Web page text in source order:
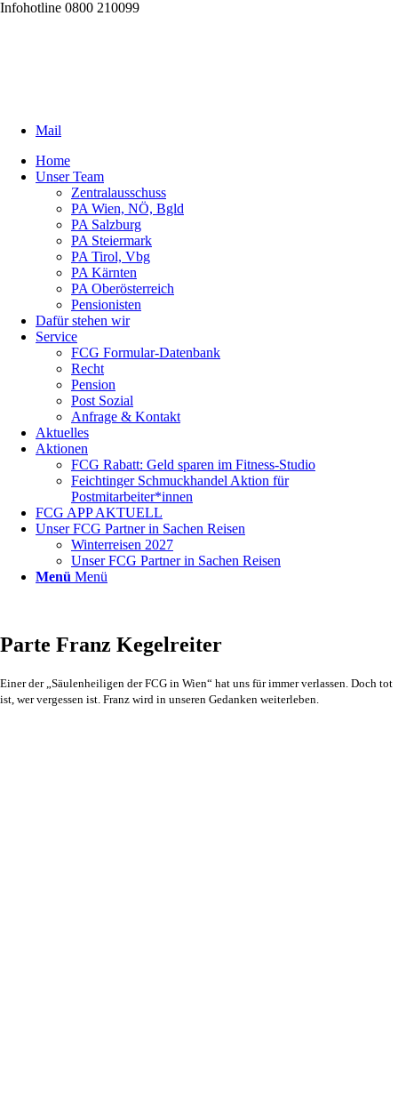
Infohotline 0800 210099
Mail
Home
Unser Team
Zentralausschuss
PA Wien, NÖ, Bgld
PA Salzburg
PA Steiermark
PA Tirol, Vbg
PA Kärnten
PA Oberösterreich
Pensionisten
Dafür stehen wir
Service
FCG Formular-Datenbank
Recht
Pension
Post Sozial
Anfrage & Kontakt
Aktuelles
Aktionen
FCG Rabatt: Geld sparen im Fitness-Studio
Feichtinger Schmuckhandel Aktion für
Postmitarbeiter*innen
FCG APP AKTUELL
Unser FCG Partner in Sachen Reisen
Winterreisen 2027
Unser FCG Partner in Sachen Reisen
Menü Menü
Parte Franz Kegelreiter
Einer der „Säulenheiligen der FCG in Wien“ hat uns für immer verlassen. Doch tot
ist, wer vergessen ist. Franz wird in unseren Gedanken weiterleben.